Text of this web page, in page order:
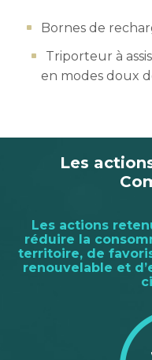
Bornes de
Triporteur à
en modes doux
Les
Les actions
réduire la
territoire, de
renouvelable et